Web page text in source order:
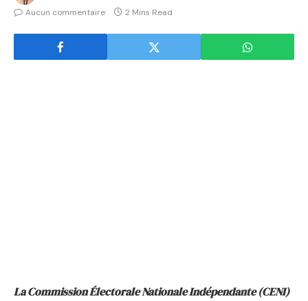
Aucun commentaire
2 Mins Read
La Commission Électorale Nationale Indépendante (CENI)